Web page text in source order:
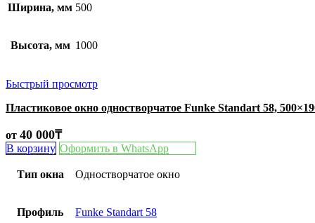
Ширина, мм 500
Высота, мм 1000
Быстрый просмотр
Пластиковое окно одностворчатое Funke Standart 58,
от 40 000₸
В корзину Оформить в WhatsApp
Тип окна Одностворчатое окно
Профиль Funke Standart 58